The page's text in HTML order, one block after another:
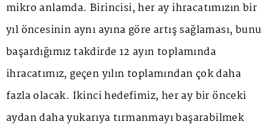
mikro anlamda. Birincisi, her ay ihracatımızın bir
yıl öncesinin aynı ayına göre artış sağlaması, bunu
başardığımız takdirde 12 ayın toplamında
ihracatımız, geçen yılın toplamından çok daha
fazla olacak. İkinci hedefimiz, her ay bir önceki
aydan daha yukarıya tırmanmayı başarabilmek